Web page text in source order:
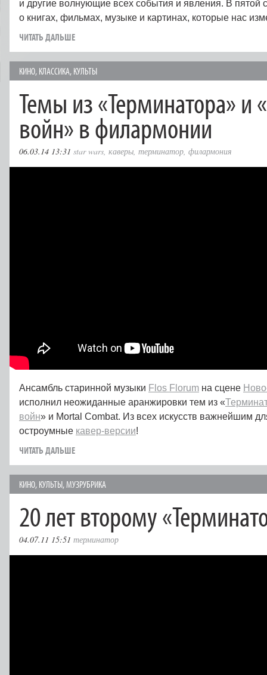
и другие волнующие всех события и явления. В пятой
о книгах, фильмах, музыке и картинах, которые нас
ЧИТАТЬ ДАЛЬШЕ
КИНО, КЛАССИКА, КУЛЬТЫ
Темы из «Терминатора» и
войн» в филармонии
06.03.14 13:31 star wars, каверы, терминатор, филармония
Ансамбль старинной музыки Flos Florum на сцене
исполнил неожиданные аранжировки тем из «
войн» и Mortal Combat. Из всех искусств важнейшим
остроумные кавер-версии!
ЧИТАТЬ ДАЛЬШЕ
КИНО, КУЛЬТЫ,МУЗРУБРИКА
20 лет второму
04.07.11 15:51 терминатор